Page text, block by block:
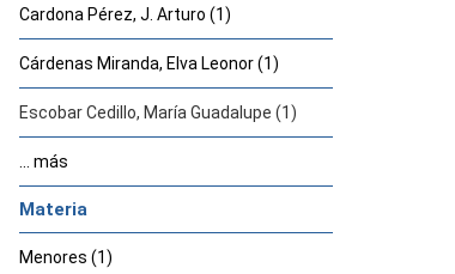
Cardona Pérez, J. Arturo (1)
Cárdenas Miranda, Elva Leonor (1)
Escobar Cedillo, María Guadalupe (1)
... más
Materia
Menores (1)